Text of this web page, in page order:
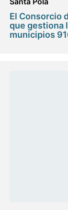
El Consorcio
que gestiona
municipios